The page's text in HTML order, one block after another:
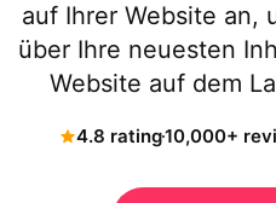
auf Ihrer Website an,
über Ihre neuesten
Website auf dem
4.8 rating10,000+